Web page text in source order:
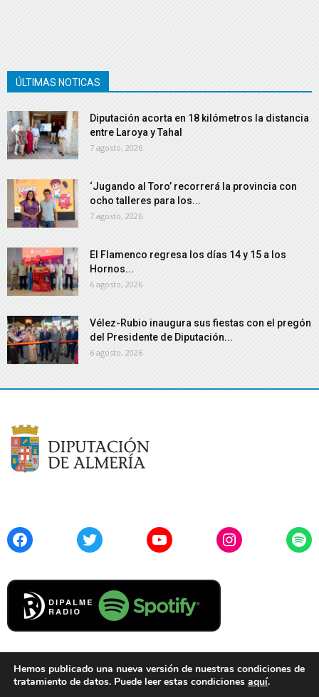
ÚLTIMAS NOTICAS
Diputación acorta en 18 kilómetros la distancia
entre Laroya y Tahal
7 agosto, 2026
‘Jugando al Toro’ recorrerá la provincia con
ocho talleres para los...
7 agosto, 2026
El Flamenco regresa los días 14 y 15 a los
Hornos...
6 agosto, 2026
Vélez-Rubio inaugura sus fiestas con el pregón
del Presidente de Diputación...
6 agosto, 2026
FacebookTwitter YouTubeInstagram
Cookies
Hemos publicado una nueva versión de nuestras condiciones de
tratamiento de datos. Puede leer estas condiciones aquí.